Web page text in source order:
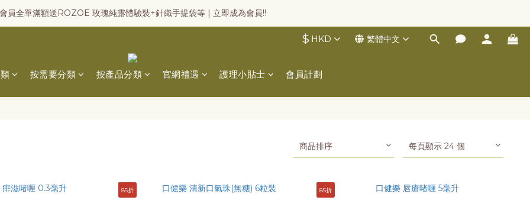
會員全單滿額送ROZOE 玫瑰純露體驗裝+針織手提袋等 | 立即成為會員!!
$ HKD 繁體中文
按需要分類 按產品分類 官網禮遇 護理小貼士 會員計劃
商品排序 每頁顯示 24 個
85折 85折